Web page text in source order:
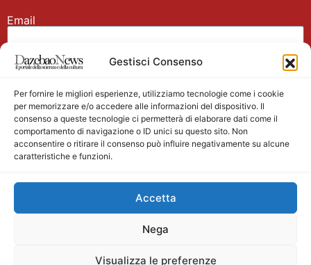
Gestisci Consenso
Per fornire le migliori esperienze, utilizziamo tecnologie come i cookie
per memorizzare e/o accedere alle informazioni del dispositivo. Il
consenso a queste tecnologie ci permetterà di elaborare dati come il
comportamento di navigazione o ID unici su questo sito. Non
acconsentire o ritirare il consenso può influire negativamente su alcune
caratteristiche e funzioni.
Accetta
Nega
Visualizza le preferenze
Email
Nome
Main partner